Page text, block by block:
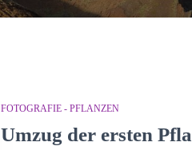
FOTOGRAFIE - PFLANZEN
Umzug der ersten